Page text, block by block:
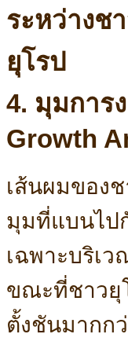
4. มุมการ
Growth
เส้นผมของ
มุมที่แบนไป
เฉพาะบริเ
ขณะที่ชาวยุ
ตั้งชันมากก